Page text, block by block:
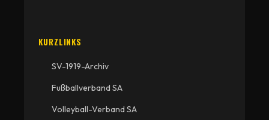
KURZLINKS
SV-1919-Archiv
Fußballverband SA
Volleyball-Verband SA